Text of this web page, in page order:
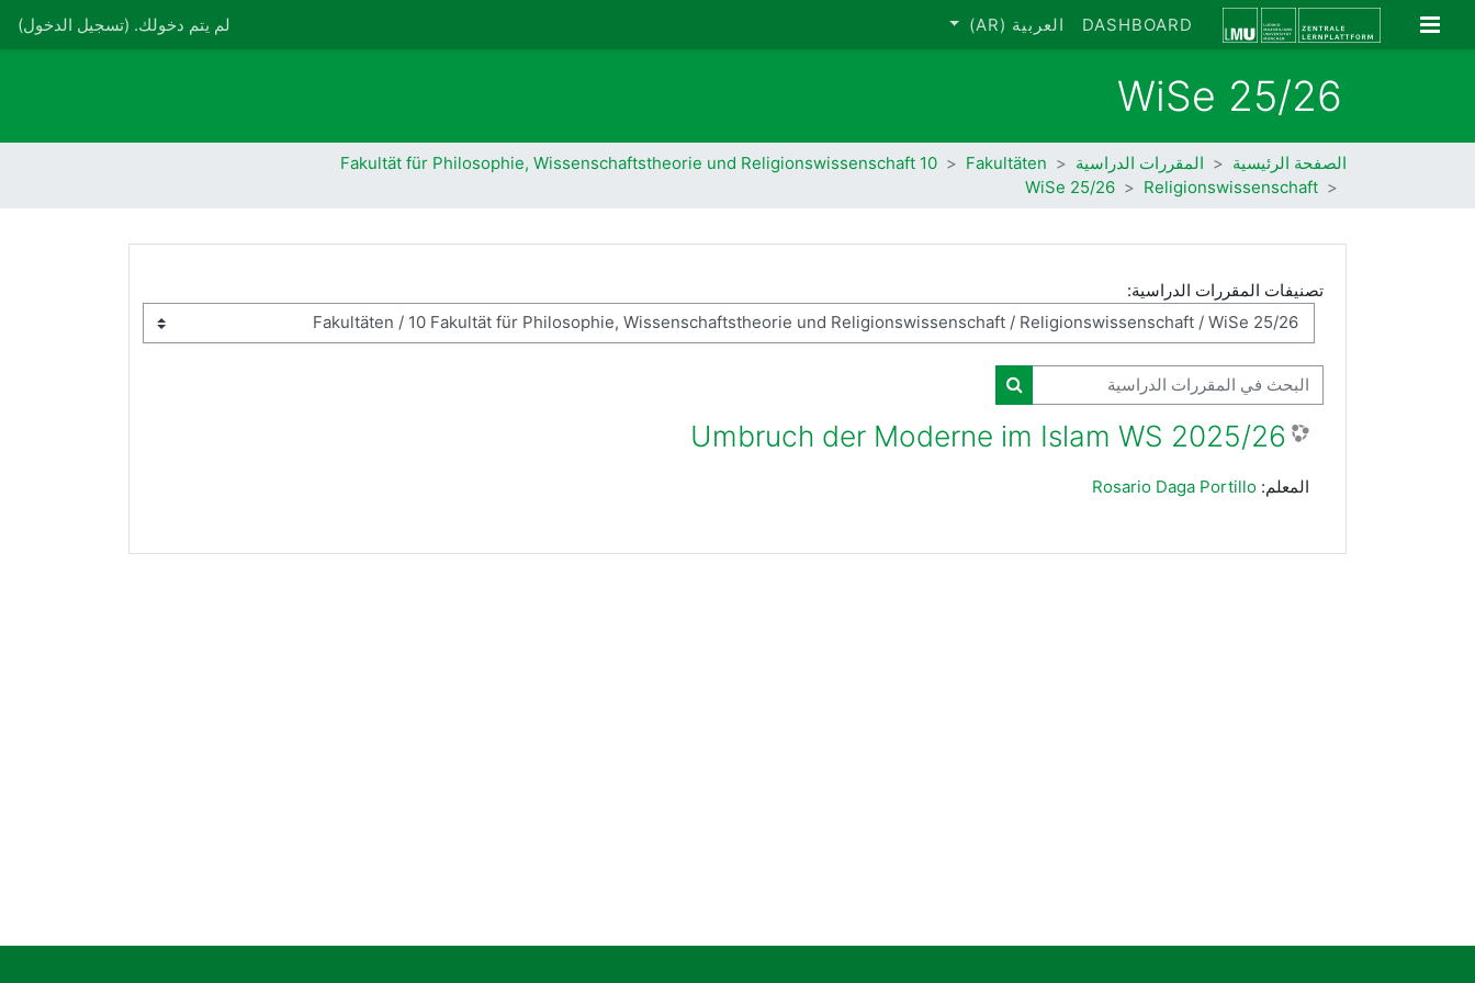
تخطى إلى المحتوى الرئيسي
واجهة جانبية DASHBOARD العربية ‎(AR)‎ لم يتم دخولك. (تسجيل الدخول)
WiSe 25/26
الصفحة الرئيسية المقررات الدراسية Fakultäten
10 Fakultät für Philosophie, Wissenschaftstheorie und Religionswissenschaft
Religionswissenschaft
WiSe 25/26
تصنيفات المقررات الدراسية:
البحث في المقررات الدراسية
البحث في المقررات الدراسية
Umbruch der Moderne im Islam WS 2025/26
المعلم: Rosario Daga Portillo